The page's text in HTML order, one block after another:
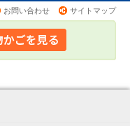
お問い合わせ サイトマップ